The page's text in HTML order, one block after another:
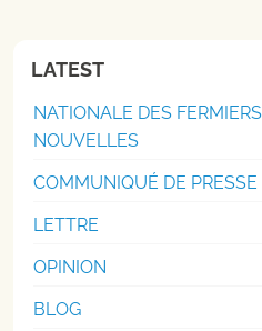
LATEST
NATIONALE DES
NOUVELLES
COMMUNIQUÉ DE PRESSE
LETTRE
OPINION
BLOG